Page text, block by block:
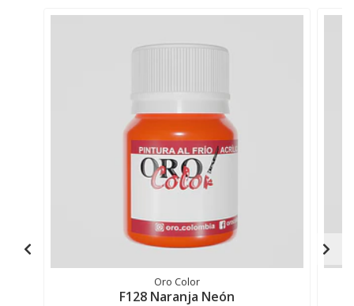
Oro Color
F128 Naranja Neón